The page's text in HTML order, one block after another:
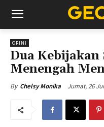
OPINI
Dua Kebijakan
Menengah
By Chelsy Monika Jumat, 26